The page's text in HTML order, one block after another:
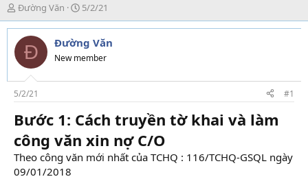
T
h
r
e
d
s
t
a
r
e
r
Đường Văn
N
g
à
y
g
i
5/2/21
Đ Đường Văn
New member
5/2/21 #1
Bước 1: Cách truyền tờ khai và làm
công văn xin nợ C/O
Theo công văn mới nhất của TCHQ : 116/TCHQ-GSQL ngày
09/01/2018